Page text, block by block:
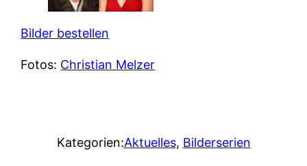
Bilder bestellen
Fotos: Christian Melzer
Kategorien:Aktuelles, Bilderserien